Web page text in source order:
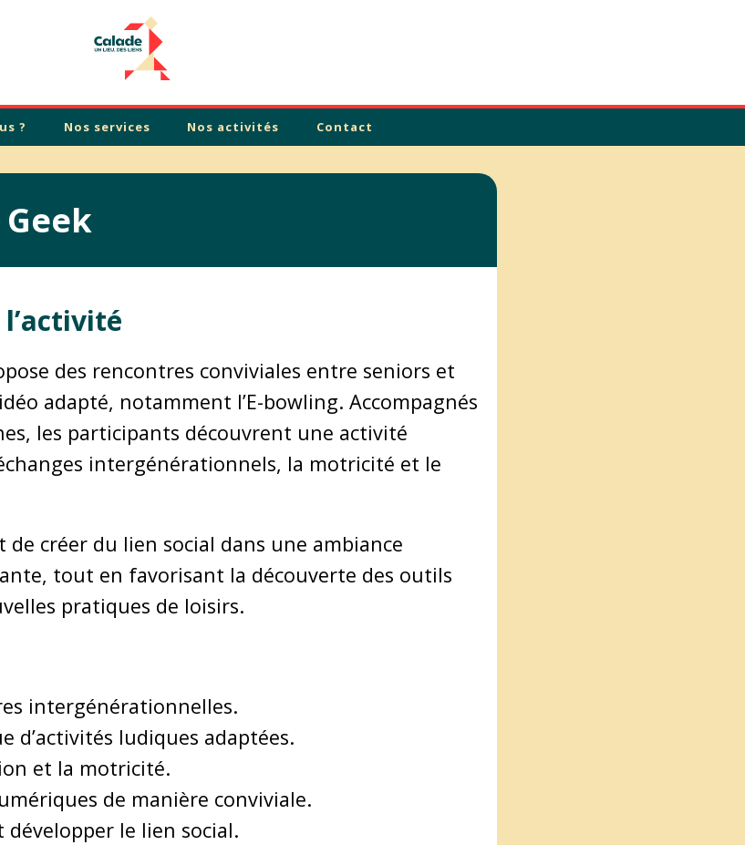
? Nos services Nos activités Contact
des rencontres conviviales entre seniors et
adapté, notamment l’E-bowling. Accompagnés
les participants découvrent une activité
intergénérationnels, la motricité et le
créer du lien social dans une ambiance
tout en favorisant la découverte des outils
pratiques de loisirs.
intergénérationnelles.
d’activités ludiques adaptées.
et la motricité.
de manière conviviale.
développer le lien social.